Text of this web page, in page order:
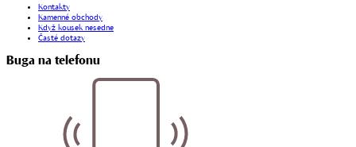
Kontakty
Kamenné obchody
Když kousek nesedne
Časté dotazy
Buga na telefonu